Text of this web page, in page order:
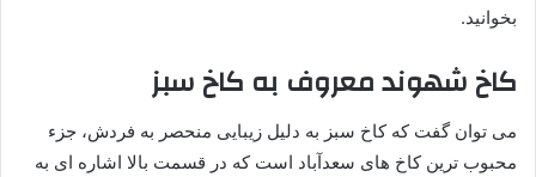
بخوانید.
کاخ شهوند معروف به کاخ سبز
می توان گفت که کاخ سبز به دلیل زیبایی منحصر به فردش، جزء
محبوب ترین کاخ های سعدآباد است که در قسمت بالا اشاره ای به